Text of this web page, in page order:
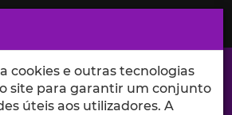
cookies e outras tecnologias
site para garantir um conjunto
úteis aos utilizadores. A